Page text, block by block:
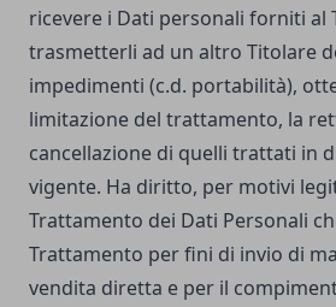
ricevere i Dati personali forniti al
trasmetterli ad un altro Titolare
impedimenti (c.d. portabilità),
limitazione del trattamento, la
cancellazione di quelli trattati in
vigente. Ha diritto, per motivi
Trattamento dei Dati Personali
Trattamento per fini di invio di
vendita diretta e per il